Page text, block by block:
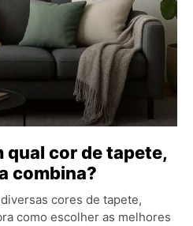
qual cor de tapete,
combina?
cores de tapete,
como escolher as melhores